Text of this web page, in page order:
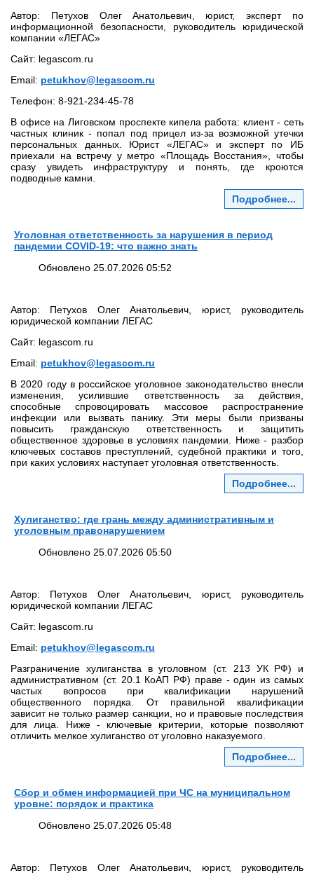
Автор: Петухов Олег Анатольевич, юрист, эксперт по
информационной безопасности, руководитель юридической
компании «ЛЕГАС»
Сайт: legascom.ru
Email: petukhov@legascom.ru
Телефон: 8‑921‑234‑45‑78
В офисе на Лиговском проспекте кипела работа: клиент - сеть
частных клиник - попал под прицел из‑за возможной утечки
персональных данных. Юрист «ЛЕГАС» и эксперт по ИБ
приехали на встречу у метро «Площадь Восстания», чтобы
сразу увидеть инфраструктуру и понять, где кроются
подводные камни.
Подробнее...
Уголовная ответственность за нарушения в период
пандемии COVID‑19: что важно знать
Обновлено 25.07.2026 05:52
Автор: Петухов Олег Анатольевич, юрист, руководитель
юридической компании ЛЕГАС
Сайт: legascom.ru
Email: petukhov@legascom.ru
В 2020 году в российское уголовное законодательство внесли
изменения, усилившие ответственность за действия,
способные спровоцировать массовое распространение
инфекции или вызвать панику. Эти меры были призваны
повысить гражданскую ответственность и защитить
общественное здоровье в условиях пандемии. Ниже - разбор
ключевых составов преступлений, судебной практики и того,
при каких условиях наступает уголовная ответственность.
Подробнее...
Хулиганство: где грань между административным и
уголовным правонарушением
Обновлено 25.07.2026 05:50
Автор: Петухов Олег Анатольевич, юрист, руководитель
юридической компании ЛЕГАС
Сайт: legascom.ru
Email: petukhov@legascom.ru
Разграничение хулиганства в уголовном (ст. 213 УК РФ) и
административном (ст. 20.1 КоАП РФ) праве - один из самых
частых вопросов при квалификации нарушений
общественного порядка. От правильной квалификации
зависит не только размер санкции, но и правовые последствия
для лица. Ниже - ключевые критерии, которые позволяют
отличить мелкое хулиганство от уголовно наказуемого.
Подробнее...
Сбор и обмен информацией при ЧС на муниципальном
уровне: порядок и практика
Обновлено 25.07.2026 05:48
Автор: Петухов Олег Анатольевич, юрист, руководитель